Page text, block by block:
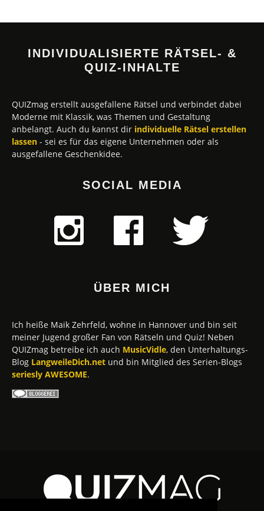
INDIVIDUALISIERTE RÄTSEL- &
QUIZ-INHALTE
QUIZmag erstellt ausgefallene Rätsel und verbindet dabei
Moderne mit Klassik, was Themen und Gestaltung
anbelangt. Auch du kannst dir individuelle Rätsel erstellen
lassen - sei es für das eigene Unternehmen oder als
ausgefallene Geschenkidee.
SOCIAL MEDIA
ÜBER MICH
Ich heiße Maik Zehrfeld, wohne in Hannover und bin seit
meiner Jugend großer Fan von Rätseln und Quiz! Neben
QUIZmag betreibe ich auch MusicVidle, den Unterhaltungs-
Blog LangweileDich.net und bin Mitglied des Serien-Blogs
seriesly AWESOME.